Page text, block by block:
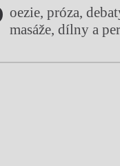
oezie, próza,
masáže, dílny a